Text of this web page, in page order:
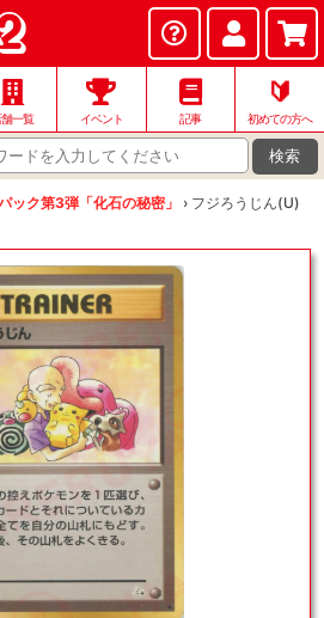
舗一覧 イベント 記事
🔰
初めての方へ
検索
ック第3弾「化石の秘密」 › フジろうじん(U)